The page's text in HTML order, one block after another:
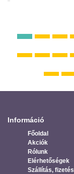
Információ
Főoldal
Akciók
Rólunk
Elérhetőségek
Szállítás, fizetés